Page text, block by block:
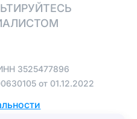
3525477896
от 01.12.2022